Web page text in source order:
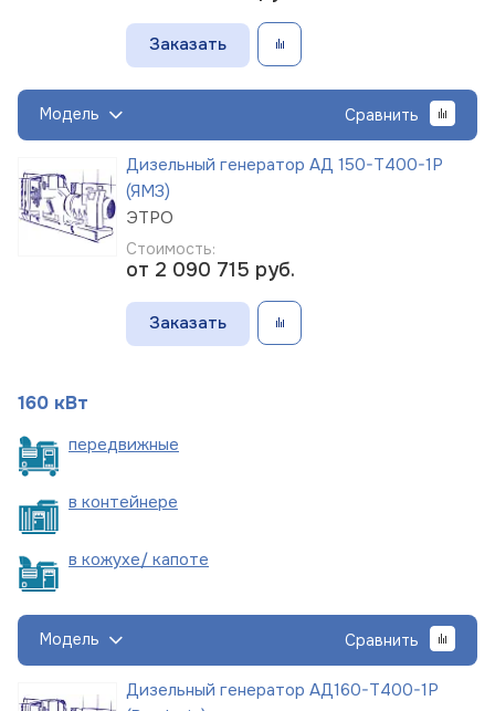
Заказать
Модель Сравнить
Дизельный генератор АД 150-Т400-1Р
(ЯМЗ)
ЭТРО
Стоимость:
от 2 090 715 руб.
Заказать
160 кВт
передвижные
в контейнере
в кожухе/ капоте
Модель Сравнить
Дизельный генератор АД160-Т400-1Р